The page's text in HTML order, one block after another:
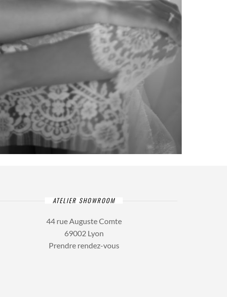
ATELIER SHOWROOM
44 rue Auguste Comte
69002 Lyon
Prendre rendez-vous